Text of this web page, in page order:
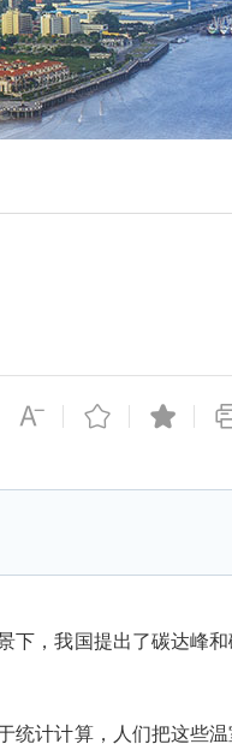
，我国提出了碳达峰和
计计算，人们把这些温